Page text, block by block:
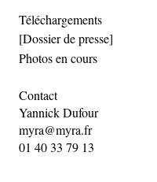
Téléchargements
[Dossier de presse]
Photos en cours
Contact
Yannick Dufour
myra@myra.fr
01 40 33 79 13